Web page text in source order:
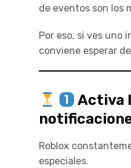
de eventos son los
Por eso, si ves uno
conviene esperar
Activa
Roblox
especiales.